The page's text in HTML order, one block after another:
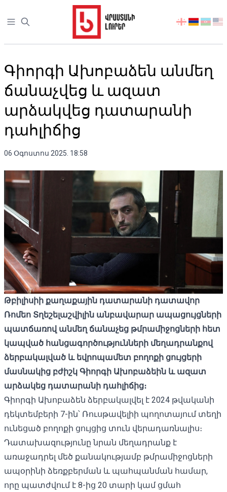
Open sidebar
აირჩიეთ
Գիորգի Ախոբաձեն անմեղ
ճանաչվեց և ազատ
արձակվեց դատարանի
դահլիճից
06 Օգոստոս 2025. 18:58
Թբիլիսիի քաղաքային դատարանի դատավոր
Ռոմեո Տղեշելաշվիլին անբավարար ապացույցների
պատճառով անմեղ ճանաչեց թմրամիջոցների հետ
կապված հանցագործությունների մեղադրանքով
ձերբակալված և եվրոպամետ բողոքի ցույցերի
մասնակից բժիշկ Գիորգի Ախոբաձեին և ազատ
արձակեց դատարանի դահլիճից։
Գիորգի Ախոբաձեն ձերբակալվել է 2024 թվականի
դեկտեմբերի 7-ին՝ Ռուսթավելիի պողոտայում տեղի
ունեցած բողոքի ցույցից տուն վերադառնալիս։
Դատախազությունը նրան մեղադրանք է
առաջադրել մեծ քանակությամբ թմրամիջոցների
ապօրինի ձեռքբերման և պահպանման համար,
որը պատժվում է 8-ից 20 տարի կամ ցմահ